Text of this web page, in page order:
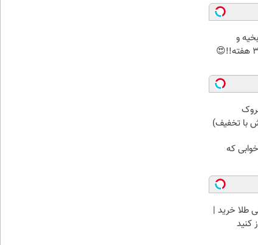
و
که
طلا خرید |
کنید